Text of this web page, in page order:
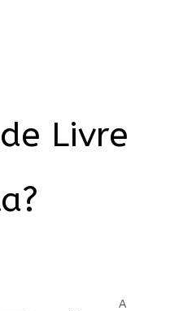
Livre
A